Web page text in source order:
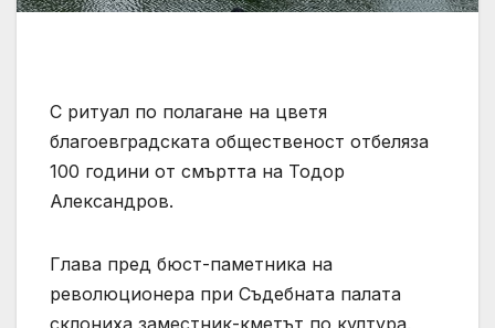
С ритуал по полагане на цветя
благоевградската общественост отбеляза
100 години от смъртта на Тодор
Александров.
Глава пред бюст-паметника на
революционера при Съдебната палата
склониха заместник-кметът по култура,